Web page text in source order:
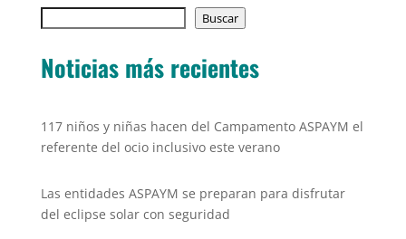
b
o
o
k
p
p
Buscar
Noticias más recientes
117 niños y niñas hacen del Campamento ASPAYM el
referente del ocio inclusivo este verano
Las entidades ASPAYM se preparan para disfrutar
del eclipse solar con seguridad